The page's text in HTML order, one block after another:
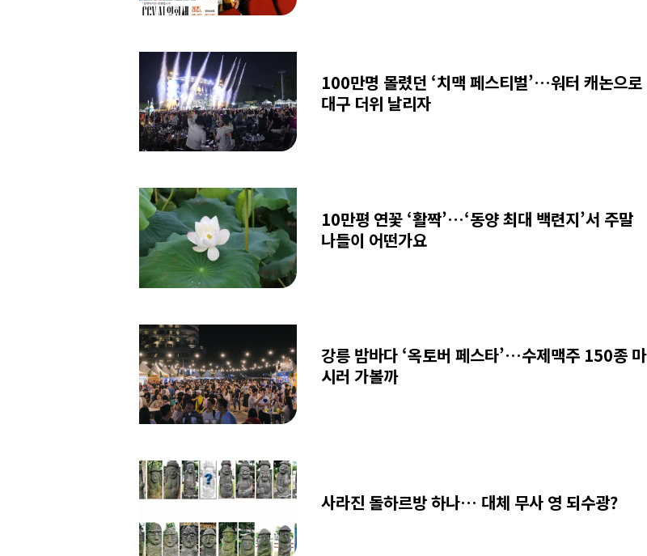
100만명 몰렸던 ‘치맥 페스티벌’…워터 캐논으로
대구 더위 날리자
10만평 연꽃 ‘활짝’…‘동양 최대 백련지’서 주말
나들이 어떤가요
강릉 밤바다 ‘옥토버 페스타’…수제맥주 150종 마
시러 가볼까
사라진 돌하르방 하나… 대체 무사 영 되수광?